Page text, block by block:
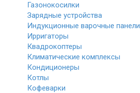
Газонокосилки
Зарядные устройства
Индукционные варочные панели
Ирригаторы
Квадрокоптеры
Климатические комплексы
Кондиционеры
Котлы
Кофеварки